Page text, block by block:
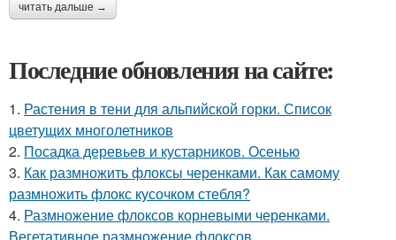
читать дальше →
Последние обновления на сайте:
1. Растения в тени для альпийской горки. Список
цветущих многолетников
2. Посадка деревьев и кустарников. Осенью
3. Как размножить флоксы черенками. Как самому
размножить флокс кусочком стебля?
4. Размножение флоксов корневыми черенками.